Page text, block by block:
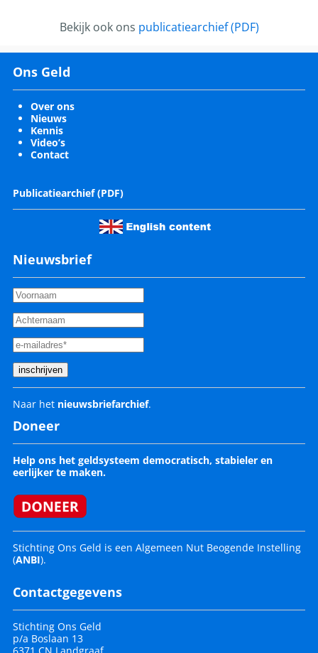
Bekijk ook ons publicatiearchief (PDF)
Ons Geld
Over ons
Nieuws
Kennis
Video’s
Contact
Publicatiearchief (PDF)
Nieuwsbrief
Naar het nieuwsbriefarchief.
Doneer
Help ons het geldsysteem democratisch, stabieler en
eerlijker te maken.
Stichting Ons Geld is een Algemeen Nut Beogende Instelling
(ANBI).
Contactgegevens
Stichting Ons Geld
p/a Boslaan 13